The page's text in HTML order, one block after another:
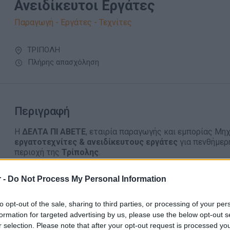
- Do Not Process My Personal Information
opt-out of the sale, sharing to third parties, or processing of your
for targeted advertising by us, please use the below opt-out
selection. Please note that after your opt-out request is processed
Ανειδίκευτοι Εργάτες
Παραγωγή - Εργάτες - Τεχνίτες
ΤΡΙΠΟΛΗ
Πλήρης απασχόληση
Περιγραφή
Η ΔΕΛΤΑ ΠΙ ΑΒΕΤΕ, εταιρία παραγωγής και εμπορίας
εργατοτεχνίτες & ανειδίκευτους εργάτες για
περιοχή της Τρίπολης.
Περίοδος απασχόλησης: Τουλάχιστον 1 μήνα
Απαραίτητα Προσόντα